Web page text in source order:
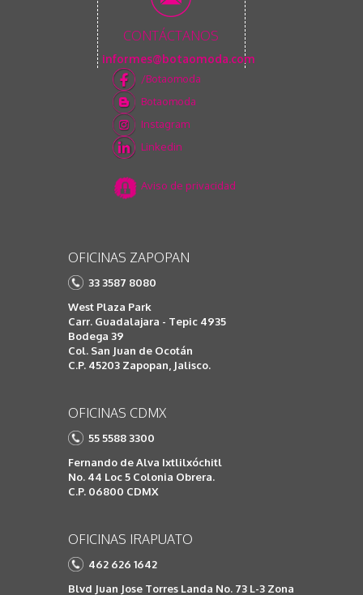
CONTÁCTANOS
informes@botaomoda.com
/Botaomoda
Botaomoda
Instagram
Linkedin
Aviso de privacidad
OFICINAS ZAPOPAN
33 3587 8080
West Plaza Park
Carr. Guadalajara - Tepic 4935
Bodega 39
Col. San Juan de Ocotán
C.P. 45203 Zapopan, Jalisco.
OFICINAS CDMX
55 5588 3300
Fernando de Alva Ixtlilxóchitl
No. 44 Loc 5 Colonia Obrera.
C.P. 06800 CDMX
OFICINAS IRAPUATO
462 626 1642
Blvd Juan Jose Torres Landa No. 73 L-3 Zona